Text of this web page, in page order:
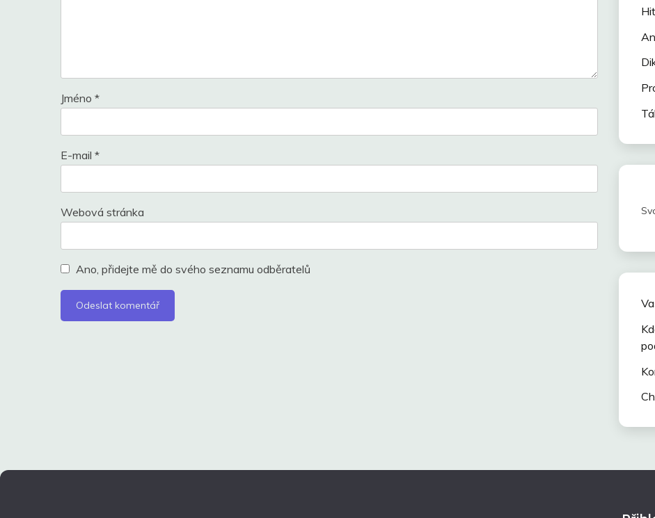
Jméno *
E-mail *
Webová stránka
Ano, přidejte mě do svého seznamu odběratelů